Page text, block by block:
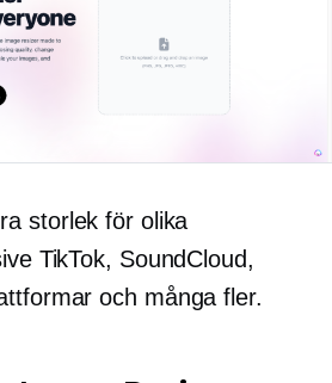
storlek för olika
TikTok, SoundCloud,
och många fler.